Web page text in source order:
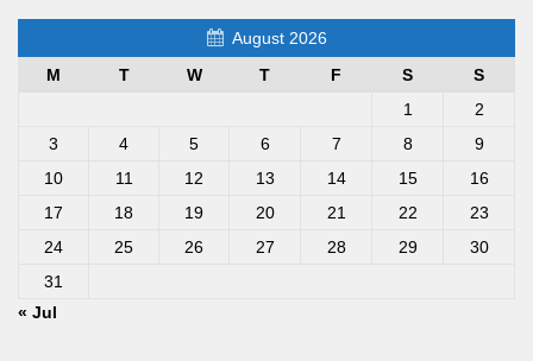
August 2026
M
T W T F S
S
1
2
3
4 5 6 7 8
9
10
11 12 13 14 15
16
17
18 19 20 21 22
23
24
25 26 27 28 29
30
31
« Jul